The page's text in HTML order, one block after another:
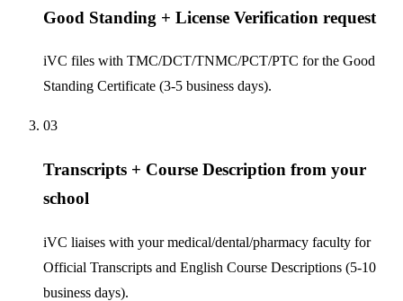
Good Standing + License Verification request
iVC files with TMC/DCT/TNMC/PCT/PTC for the Good
Standing Certificate (3-5 business days).
03
Transcripts + Course Description from your
school
iVC liaises with your medical/dental/pharmacy faculty for
Official Transcripts and English Course Descriptions (5-10
business days).